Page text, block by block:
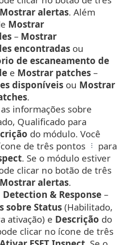
Mostrar alertas. Além
Mostrar
– Mostrar
encontradas ou
de escaneamento de
e Mostrar patches –
disponíveis ou Mostrar
.
informações sobre
Qualificado para
do módulo. Você
de três pontos
para
. Se o módulo estiver
clicar no botão de três
Mostrar alertas.
Detection & Response –
sobre Status (Habilitado,
ativação) e Descrição do
clicar no ícone de três